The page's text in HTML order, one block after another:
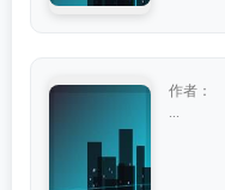
作者：